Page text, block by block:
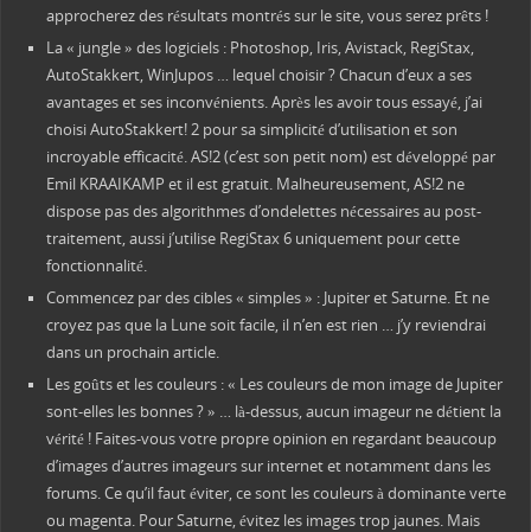
approcherez des résultats montrés sur le site, vous serez prêts !
La « jungle » des logiciels : Photoshop, Iris, Avistack, RegiStax,
AutoStakkert, WinJupos … lequel choisir ? Chacun d’eux a ses
avantages et ses inconvénients. Après les avoir tous essayé, j’ai
choisi AutoStakkert! 2 pour sa simplicité d’utilisation et son
incroyable efficacité. AS!2 (c’est son petit nom) est développé par
Emil KRAAIKAMP et il est gratuit. Malheureusement, AS!2 ne
dispose pas des algorithmes d’ondelettes nécessaires au post-
traitement, aussi j’utilise RegiStax 6 uniquement pour cette
fonctionnalité.
Commencez par des cibles « simples » : Jupiter et Saturne. Et ne
croyez pas que la Lune soit facile, il n’en est rien … j’y reviendrai
dans un prochain article.
Les goûts et les couleurs : « Les couleurs de mon image de Jupiter
sont-elles les bonnes ? » … là-dessus, aucun imageur ne détient la
vérité ! Faites-vous votre propre opinion en regardant beaucoup
d’images d’autres imageurs sur internet et notamment dans les
forums. Ce qu’il faut éviter, ce sont les couleurs à dominante verte
ou magenta. Pour Saturne, évitez les images trop jaunes. Mais